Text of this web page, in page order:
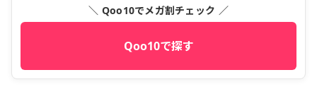
＼ Qoo10でメガ割チェック ／
Qoo10で探す